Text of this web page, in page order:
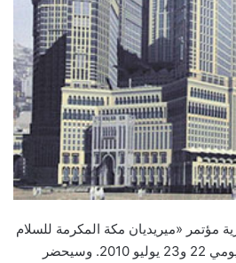
مؤتمر «ميريديان مكة المكرمة للسلام
وحوار الحضارات والأديان» يومي 22 و23 يوليو 2010. وسيحضر